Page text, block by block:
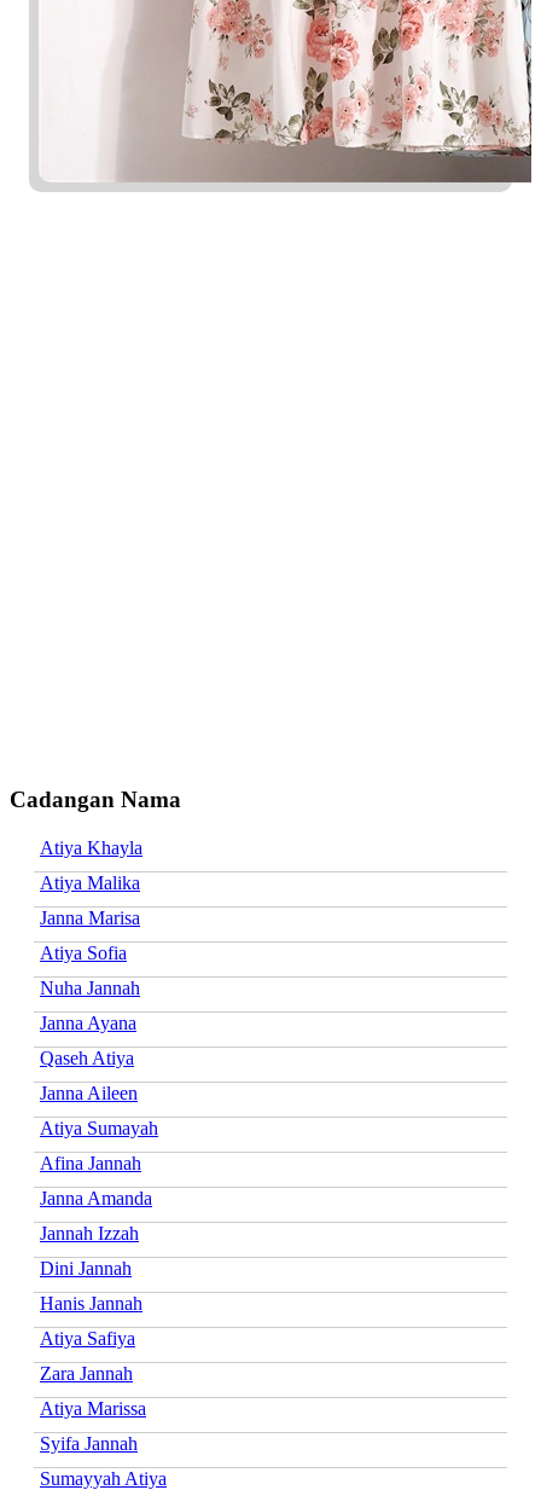
Cadangan Nama
Atiya Khayla
Atiya Malika
Janna Marisa
Atiya Sofia
Nuha Jannah
Janna Ayana
Qaseh Atiya
Janna Aileen
Atiya Sumayah
Afina Jannah
Janna Amanda
Jannah Izzah
Dini Jannah
Hanis Jannah
Atiya Safiya
Zara Jannah
Atiya Marissa
Syifa Jannah
Sumayyah Atiya